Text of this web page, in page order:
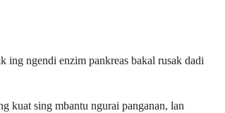
ing ngendi enzim pankreas bakal rusak dadi
kuat sing mbantu ngurai panganan, lan